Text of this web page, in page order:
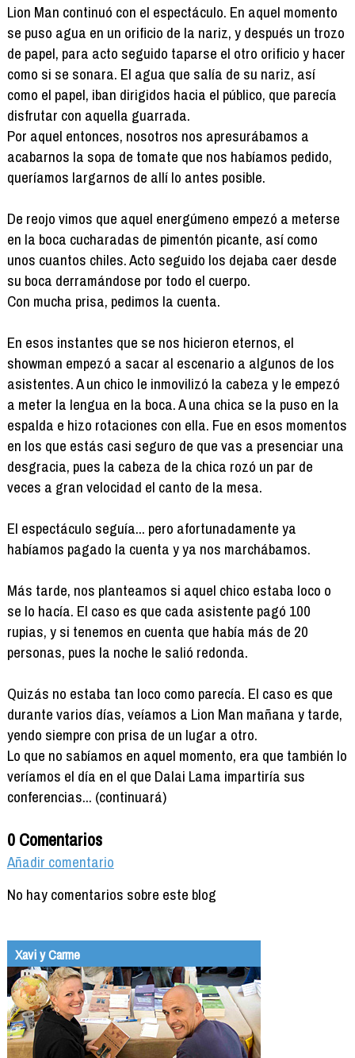
Lion Man continuó con el espectáculo. En aquel momento
se puso agua en un orificio de la nariz, y después un trozo
de papel, para acto seguido taparse el otro orificio y hacer
como si se sonara. El agua que salía de su nariz, así
como el papel, iban dirigidos hacia el público, que parecía
disfrutar con aquella guarrada.
Por aquel entonces, nosotros nos apresurábamos a
acabarnos la sopa de tomate que nos habíamos pedido,
queríamos largarnos de allí lo antes posible.
De reojo vimos que aquel energúmeno empezó a meterse
en la boca cucharadas de pimentón picante, así como
unos cuantos chiles. Acto seguido los dejaba caer desde
su boca derramándose por todo el cuerpo.
Con mucha prisa, pedimos la cuenta.
En esos instantes que se nos hicieron eternos, el
showman empezó a sacar al escenario a algunos de los
asistentes. A un chico le inmovilizó la cabeza y le empezó
a meter la lengua en la boca. A una chica se la puso en la
espalda e hizo rotaciones con ella. Fue en esos momentos
en los que estás casi seguro de que vas a presenciar una
desgracia, pues la cabeza de la chica rozó un par de
veces a gran velocidad el canto de la mesa.
El espectáculo seguía... pero afortunadamente ya
habíamos pagado la cuenta y ya nos marchábamos.
Más tarde, nos planteamos si aquel chico estaba loco o
se lo hacía. El caso es que cada asistente pagó 100
rupias, y si tenemos en cuenta que había más de 20
personas, pues la noche le salió redonda.
Quizás no estaba tan loco como parecía. El caso es que
durante varios días, veíamos a Lion Man mañana y tarde,
yendo siempre con prisa de un lugar a otro.
Lo que no sabíamos en aquel momento, era que también lo
veríamos el día en el que Dalai Lama impartiría sus
conferencias... (continuará)
0 Comentarios
Añadir comentario
No hay comentarios sobre este blog
Xavi y Carme